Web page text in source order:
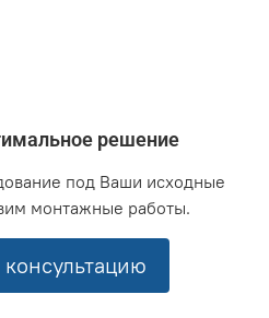
решение
под Ваши исходные
монтажные работы.
консультацию